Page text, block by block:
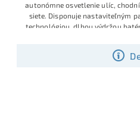
autonómne osvetlenie ulíc,
siete. Disponuje nastaviteľným
technológiou, dlhou výdržou